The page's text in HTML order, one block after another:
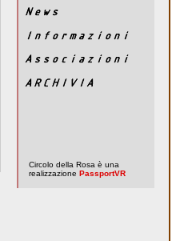
Circolo della Rosa è una
realizzazione PassportVR